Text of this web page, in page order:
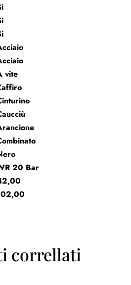
vite
20 Bar
correllati